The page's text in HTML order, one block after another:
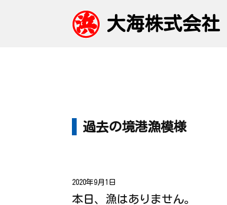
大海株式会社
過去の境港漁模様
2020年9月1日
本日、漁はありません。